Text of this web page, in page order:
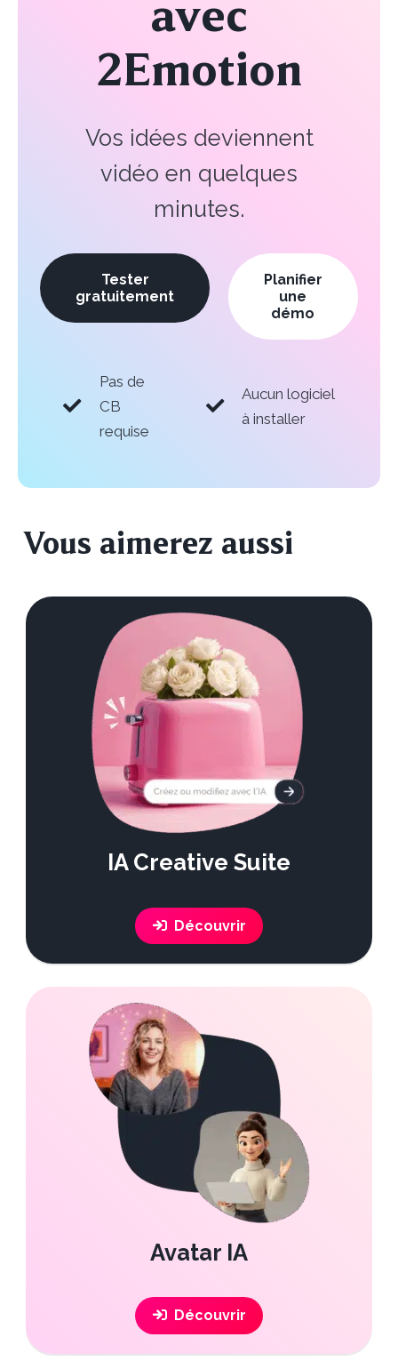
avec
2Emotion
Vos idées deviennent
vidéo en quelques
minutes.
Tester
gratuitement
Planifier
une
démo
Pas de
CB
requise
Aucun logiciel
à installer
Vous aimerez aussi
IA Creative Suite
Découvrir
Avatar IA
Découvrir